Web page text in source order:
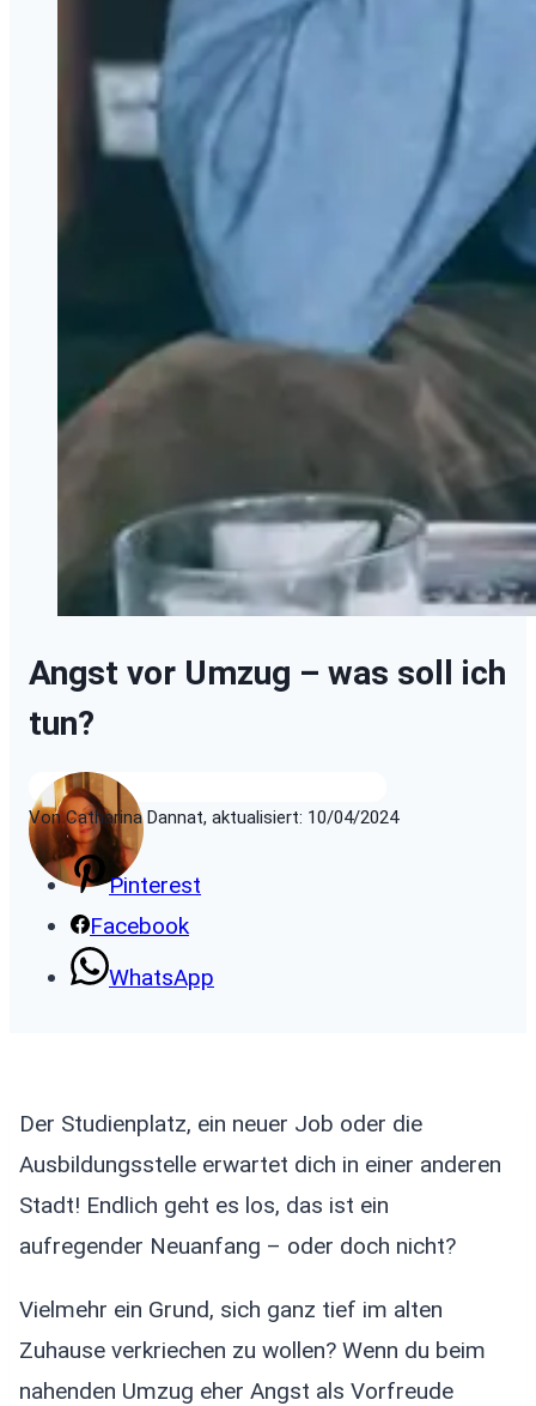
Angst vor Umzug – was soll ich
tun?
Von Catharina Dannat, aktualisiert: 10/04/2024
Pinterest
Facebook
WhatsApp
Der Studienplatz, ein neuer Job oder die
Ausbildungsstelle erwartet dich in einer anderen
Stadt! Endlich geht es los, das ist ein
aufregender Neuanfang – oder doch nicht?
Vielmehr ein Grund, sich ganz tief im alten
Zuhause verkriechen zu wollen? Wenn du beim
nahenden Umzug eher Angst als Vorfreude